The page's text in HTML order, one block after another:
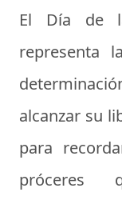
El Día de
representa
alcanzar su
para